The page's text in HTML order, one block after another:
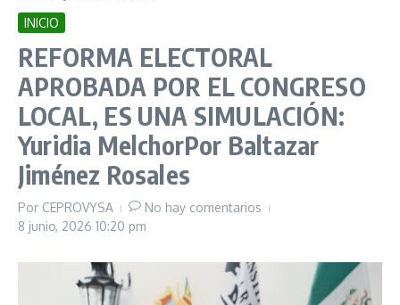
INICIO
REFORMA ELECTORAL
APROBADA POR EL CONGRESO
LOCAL, ES UNA SIMULACIÓN:
Yuridia MelchorPor Baltazar
Jiménez Rosales
Por CEPROVYSA
No hay comentarios
8 junio, 2026 10:20 pm